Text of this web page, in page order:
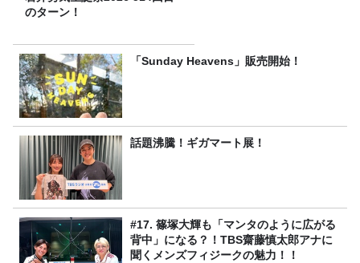
のターン！
「Sunday Heavens」販売開始！
話題沸騰！ギガマート展！
#17. 篠塚大輝も「マンタのように広がる
背中」になる？！TBS齋藤慎太郎アナに
聞くメンズフィジークの魅力！！